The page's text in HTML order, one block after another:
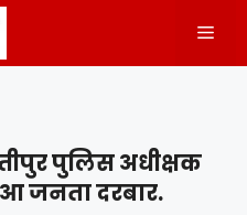
पुलिस अधीक्षक
जनता दरबार.